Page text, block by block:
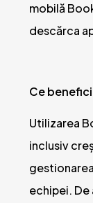
mobilă
descărca
Ce
Utilizarea
inclusiv
echipei. De